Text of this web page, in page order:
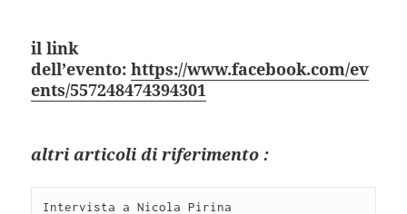
il link
dell’evento:https://www.facebook.com/ev
ents/557248474394301
altri articoli di riferimento :